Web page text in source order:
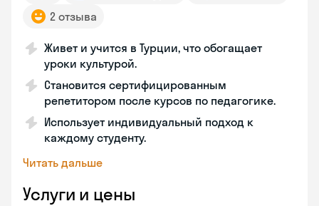
2 отзыва
Живет и учится в Турции, что обогащает
уроки культурой.
Становится сертифицированным
репетитором после курсов по педагогике.
Использует индивидуальный подход к
каждому студенту.
Читать дальше
Услуги и цены